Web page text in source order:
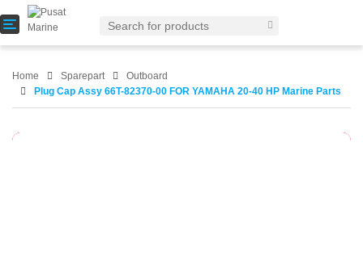
T
g
Home Sparepart
Outboard
Plug Cap Assy 66T-82370-00 FOR YAMAHA 20-40 HP Marine Parts